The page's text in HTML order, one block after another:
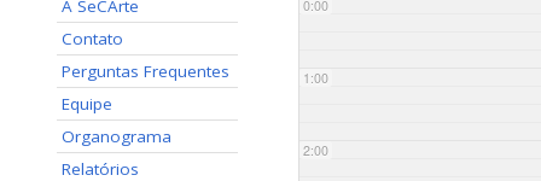
A SeCArte
Contato
Perguntas Frequentes
Equipe
Organograma
Relatórios
0:00
1:00
2:00